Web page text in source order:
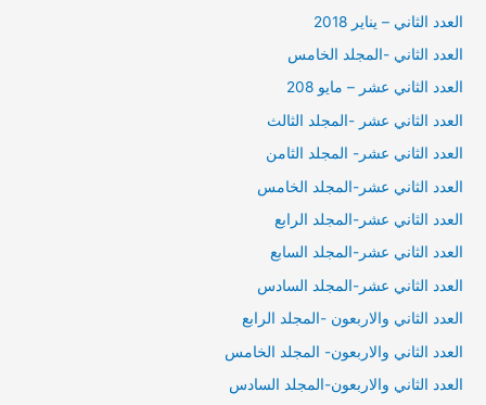
العدد الثاني – يناير 2018
العدد الثاني -المجلد الخامس
العدد الثاني عشر – مايو 208
العدد الثاني عشر -المجلد الثالث
العدد الثاني عشر- المجلد الثامن
العدد الثاني عشر-المجلد الخامس
العدد الثاني عشر-المجلد الرابع
العدد الثاني عشر-المجلد السابع
العدد الثاني عشر-المجلد السادس
العدد الثاني والاربعون -المجلد الرابع
العدد الثاني والاربعون- المجلد الخامس
العدد الثاني والاربعون-المجلد السادس